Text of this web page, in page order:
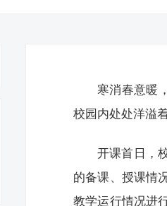
寒消春意暖
校园内处处洋溢
开课首日，
的备课、授课情
教学运行情况进